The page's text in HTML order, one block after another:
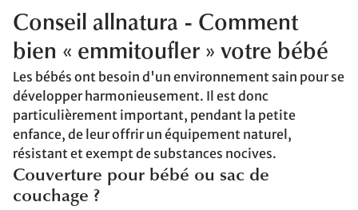
Conseil allnatura - Comment
bien « emmitoufler » votre bébé
Les bébés ont besoin d'un environnement sain pour se
développer harmonieusement. Il est donc
particulièrement important, pendant la petite
enfance, de leur offrir un équipement naturel,
résistant et exempt de substances nocives.
Couverture pour bébé ou sac de
couchage ?